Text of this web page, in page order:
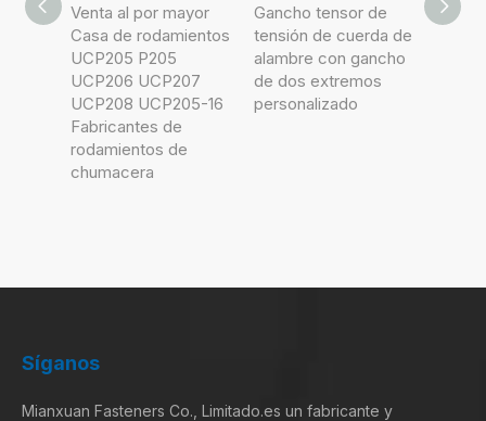
Gancho tensor de
tensión de cuerda de
alambre con gancho
de dos extremos
personalizado
Pasador cilíndrico
ranurado de acero
inoxidable 304 con
rosca externa
DIN427
Síganos
Mianxuan Fasteners Co., Limitado.es un fabricante y